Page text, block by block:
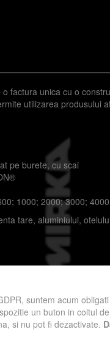
factura unica cu o
utilizarea produsului
pe burete, cu scai
1000; 2000; 3000; 4000
tare, aluminiului,
Altele Polish
suntem acum
un buton in coltul
si nu pot fi dezactivate.